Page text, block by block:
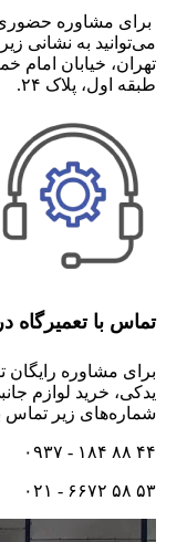
برای مشاوره
می‌توانید به نشانی
تهران، خیابان امام
طبقه اول، پلاک ۲۴.
تماس با تعمیرگاه
برای مشاوره رایگان
یدکی، خرید لوازم
شماره‌های زیر تماس
۴۴ ۸۸ ۱۸۴ - ۰۹۳۷
۵۳ ۵۸ ۶۶۷۲ - ۰۲۱